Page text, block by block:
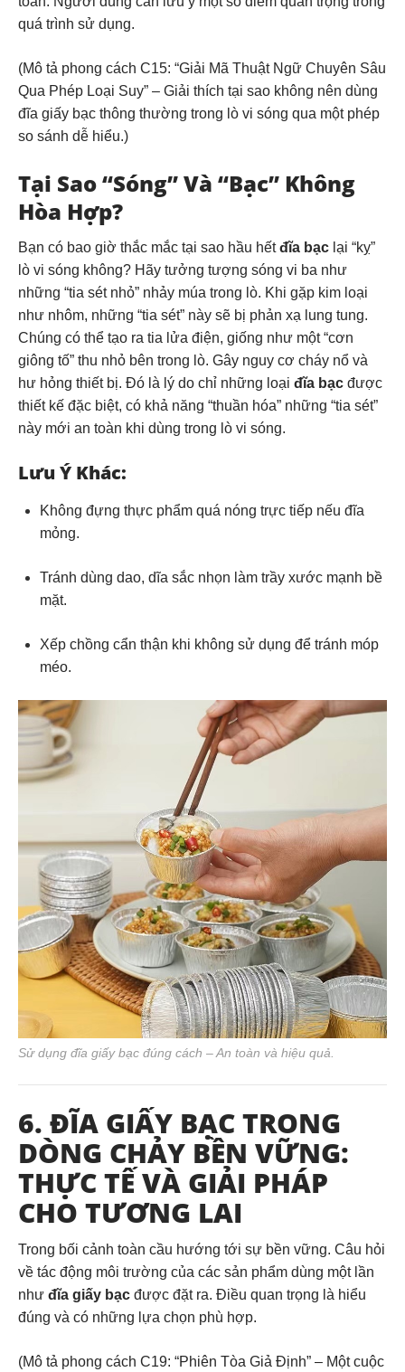
quá trình sử dụng.
(Mô tả phong cách C15: “Giải Mã Thuật Ngữ Chuyên Sâu
Qua Phép Loại Suy” – Giải thích tại sao không nên dùng
đĩa giấy bạc thông thường trong lò vi sóng qua một phép
so sánh dễ hiểu.)
Tại Sao “Sóng” Và “Bạc” Không
Hòa Hợp?
Bạn có bao giờ thắc mắc tại sao hầu hếtđĩa bạc lại “kỵ”
lò vi sóng không? Hãy tưởng tượng sóng vi ba như
những “tia sét nhỏ” nhảy múa trong lò. Khi gặp kim loại
như nhôm, những “tia sét” này sẽ bị phản xạ lung tung.
Chúng có thể tạo ra tia lửa điện, giống như một “cơn
giông tố” thu nhỏ bên trong lò. Gây nguy cơ cháy nổ và
hư hỏng thiết bị. Đó là lý do chỉ những loại đĩa bạc được
thiết kế đặc biệt, có khả năng “thuần hóa” những “tia sét”
này mới an toàn khi dùng trong lò vi sóng.
Lưu Ý Khác:
Không đựng thực phẩm quá nóng trực tiếp nếu đĩa
mỏng.
Tránh dùng dao, dĩa sắc nhọn làm trầy xước mạnh bề
mặt.
Xếp chồng cẩn thận khi không sử dụng để tránh móp
méo.
Sử dụng đĩa giấy bạc đúng cách – An toàn và hiệu quả.
6. ĐĨA GIẤY BẠC TRONG
DÒNG CHẢY BỀN VỮNG:
THỰC TẾ VÀ GIẢI PHÁP
CHO TƯƠNG LAI
Trong bối cảnh toàn cầu hướng tới sự bền vững. Câu hỏi
về tác động môi trường của các sản phẩm dùng một lần
như đĩa giấy bạc được đặt ra. Điều quan trọng là hiểu
đúng và có những lựa chọn phù hợp.
(Mô tả phong cách C19: “Phiên Tòa Giả Định” – Một cuộc